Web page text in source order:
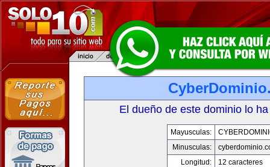
El dueño de este dominio lo
Mayusculas:
Minusculas:
Longitud:
12 caracteres